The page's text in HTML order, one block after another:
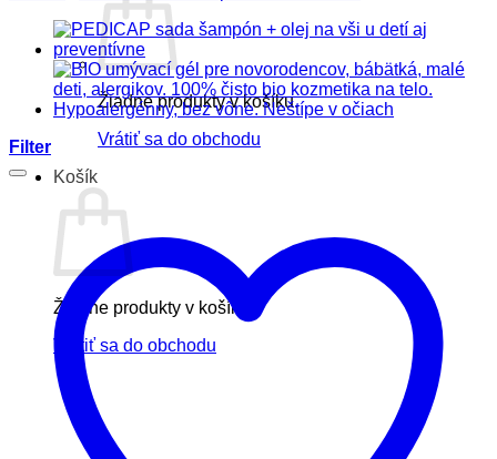
Žiadne produkty v košíku.
Vrátiť sa do obchodu
Košík
Žiadne produkty v košíku.
Vrátiť sa do obchodu
Filter